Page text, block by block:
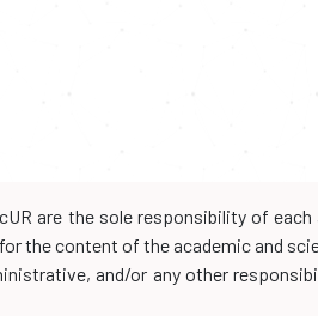
are the sole responsibility of
the content of the academic and
and/or any other